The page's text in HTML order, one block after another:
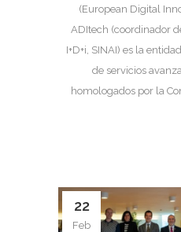
(European Digital
ADItech (coordinador
I+D+i, SINAI) es la entidad
de servicios
homologados por la
22
Feb